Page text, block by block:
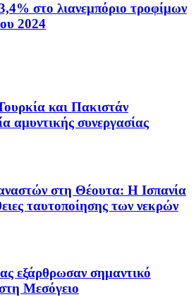
στο λιανεμπόριο τροφίμων
2024
και Πακιστάν
αμυντικής συνεργασίας
στη Θέουτα: Η Ισπανία
ταυτοποίησης των νεκρών
εξάρθρωσαν σημαντικό
Μεσόγειο